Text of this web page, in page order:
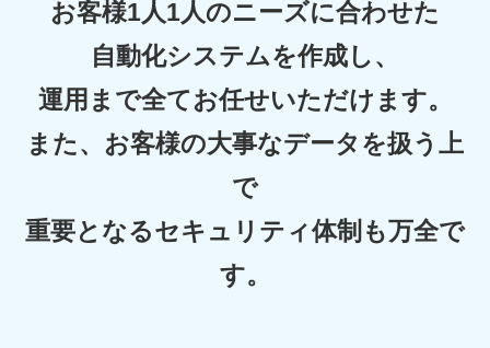
お客様1人1人のニーズに合わせた
自動化システムを作成し、
運用まで全てお任せいただけます。
また、お客様の大事なデータを扱う上
で
重要となるセキュリティ体制も万全で
す。